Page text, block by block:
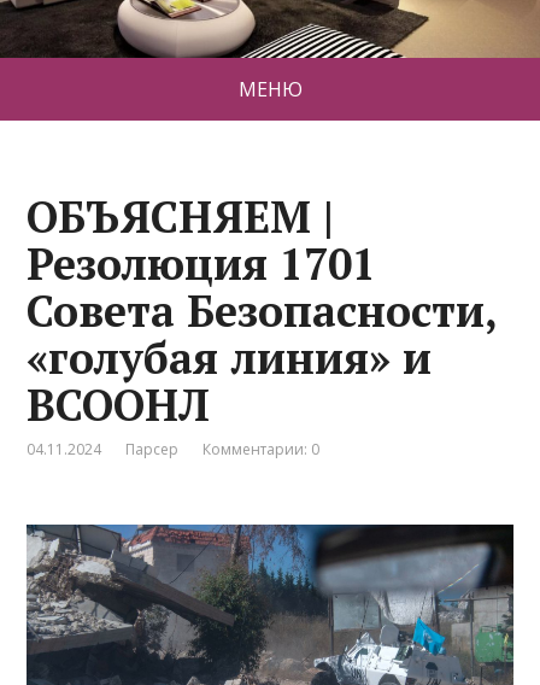
МЕНЮ
ОБЪЯСНЯЕМ |
Резолюция 1701
Совета Безопасности,
«голубая линия» и
ВСООНЛ
04.11.2024 Парсер Комментарии: 0